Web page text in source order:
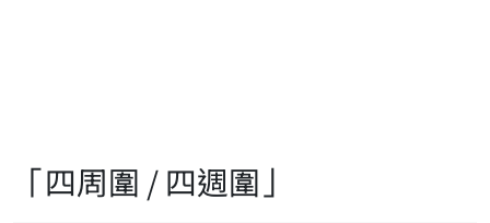
「四周圍 / 四週圍」